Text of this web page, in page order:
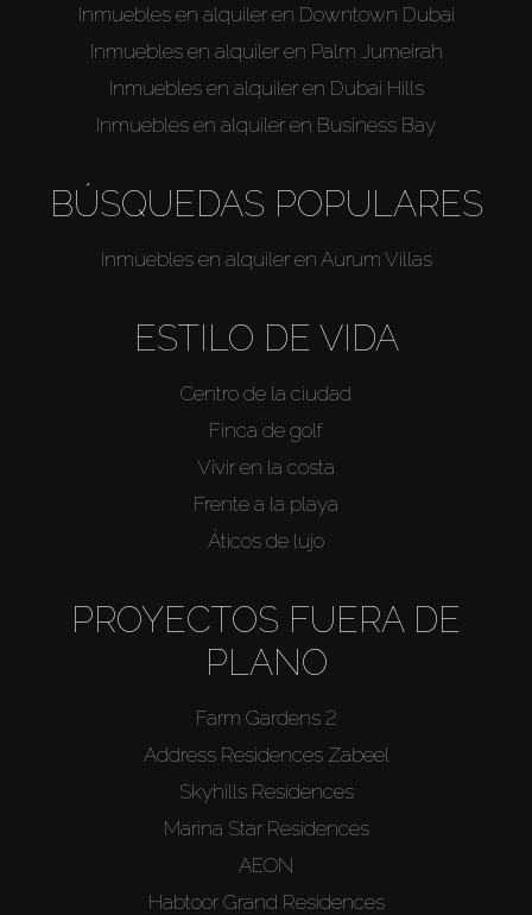
Inmuebles en alquiler en Downtown Dubai
Inmuebles en alquiler en Palm Jumeirah
Inmuebles en alquiler en Dubai Hills
Inmuebles en alquiler en Business Bay
BÚSQUEDAS POPULARES
Inmuebles en alquiler en Aurum Villas
ESTILO DE VIDA
Centro de la ciudad
Finca de golf
Vivir en la costa
Frente a la playa
Áticos de lujo
PROYECTOS FUERA DE
PLANO
Farm Gardens 2
Address Residences Zabeel
Skyhills Residences
Marina Star Residences
AEON
Habtoor Grand Residences